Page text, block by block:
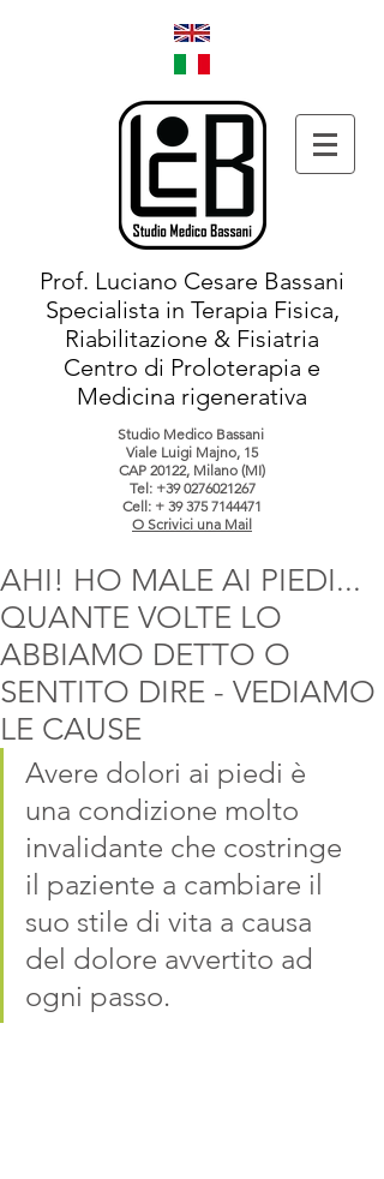
Prof. Luciano Cesare Bassani
Specialista in Terapia Fisica,
Riabilitazione & Fisiatria
Centro di Proloterapia e
Medicina rigenerativa
Studio Medico Bassani
Viale Luigi Majno, 15
CAP 20122, Milano (MI)
Tel: +39 0276021267
Cell: + 39 375 7144471
O Scrivici una Mail
AHI! HO MALE AI PIEDI...
QUANTE VOLTE LO
ABBIAMO DETTO O
SENTITO DIRE - VEDIAMO
LE CAUSE
Avere dolori ai piedi è
una condizione molto
invalidante che costringe
il paziente a cambiare il
suo stile di vita a causa
del dolore avvertito ad
ogni passo.